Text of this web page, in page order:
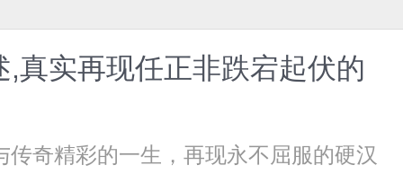
真实再现任正非跌宕起伏的
奇精彩的一生，再现永不屈服的硬汉